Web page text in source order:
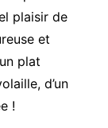
plaisir de
et
plat
d’un
!